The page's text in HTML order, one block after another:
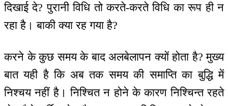
दिखाई दे? पुरानी विधि तो करते-करते विधि का रूप ही न
रहा है। बाकी क्या रह गया है?
करने के कुछ समय के बाद अलबेलापन क्यों होता है? मुख्य
बात यही है कि अब तक समय की समाप्ति का बुद्धि में
निश्चय नहीं है। निश्चित न होने के कारण निश्चिन्त रहते